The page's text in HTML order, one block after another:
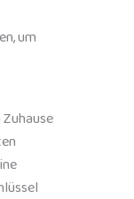
um